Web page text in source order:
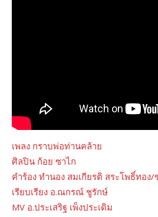
เพลง กราบพ่อท่านคล้าย
ศิลปิน ก้อย ซาไก
คำร้อง ทำนอง สมเกียรติ สระโพธิ์ทอง
เรียบเรียง อ.ณกรณ์ ชูรักษ์
MV อ.ประเสริฐ เพ็งประเดิม